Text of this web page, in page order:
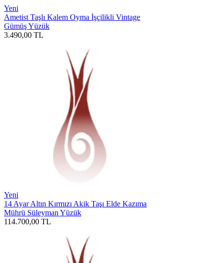
Yeni
Ametist Taşlı Kalem Oyma İşçilikli Vintage
Gümüş Yüzük
3.490,00 TL
Yeni
14 Ayar Altın Kırmızı Akik Taşı Elde Kazıma
Mührü Süleyman Yüzük
114.700,00 TL